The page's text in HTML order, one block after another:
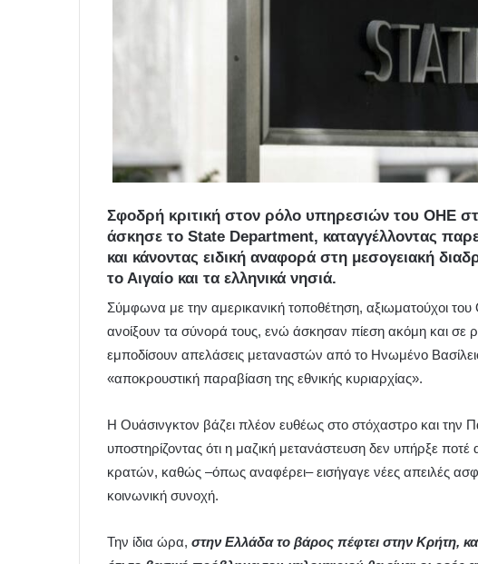
Σφοδρή κριτική στον ρόλο υπηρεσιών του ΟΗΕ
άσκησε το State Department, καταγγέλλοντας
και κάνοντας ειδική αναφορά στη μεσογειακή
το Αιγαίο και τα ελληνικά νησιά.
Σύμφωνα με την αμερικανική τοποθέτηση, αξιωματούχοι
ανοίξουν τα σύνορά τους, ενώ άσκησαν πίεση ακόμη και σε
εμποδίσουν απελάσεις μεταναστών από το Ηνωμένο
«αποκρουστική παραβίαση της εθνικής κυριαρχίας».
Η Ουάσινγκτον βάζει πλέον ευθέως στο στόχαστρο και την
υποστηρίζοντας ότι η μαζική μετανάστευση δεν υπήρξε
κρατών, καθώς –όπως αναφέρει– εισήγαγε νέες απειλές
κοινωνική συνοχή.
Την ίδια ώρα, στην Ελλάδα το βάρος πέφτει στην Κρήτη,